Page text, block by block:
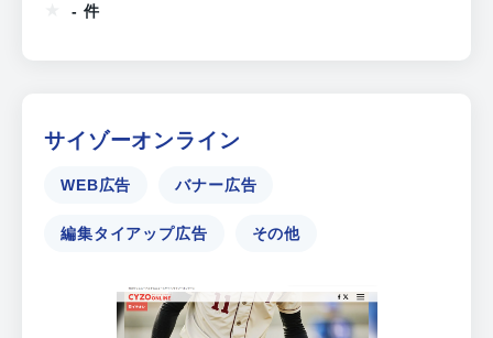
- 件
サイゾーオンライン
WEB広告 バナー広告
編集タイアップ広告 その他